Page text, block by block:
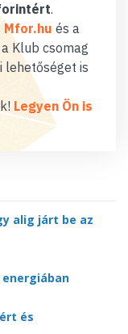
.
Mfor.hu és a
Klub csomag
lehetőséget is
Legyen Ön is
alig járt be az
és